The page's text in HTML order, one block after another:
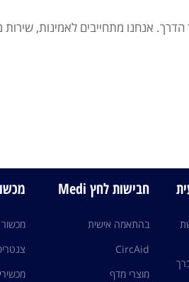
אנחנו מתחייבים לאמינות,
חבישות לחץ Medi
בהתאמה אישית
CircAid
מוצרי מדף